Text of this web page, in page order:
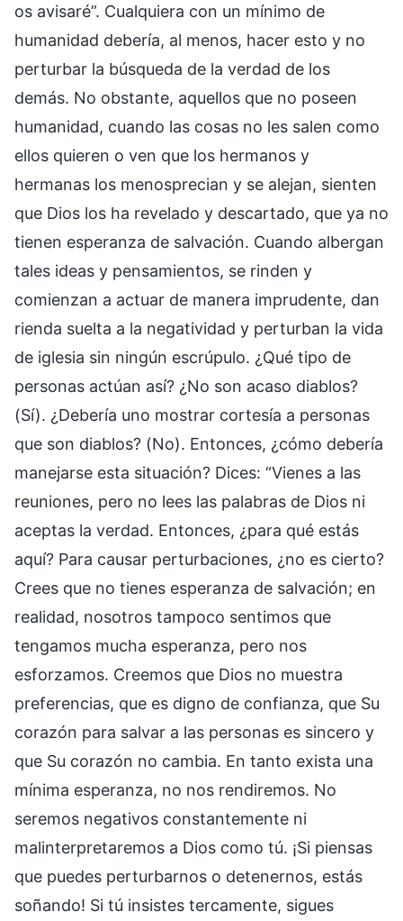
os avisaré”. Cualquiera con un mínimo de
humanidad debería, al menos, hacer esto y no
perturbar la búsqueda de la verdad de los
demás. No obstante, aquellos que no poseen
humanidad, cuando las cosas no les salen como
ellos quieren o ven que los hermanos y
hermanas los menosprecian y se alejan, sienten
que Dios los ha revelado y descartado, que ya no
tienen esperanza de salvación. Cuando albergan
tales ideas y pensamientos, se rinden y
comienzan a actuar de manera imprudente, dan
rienda suelta a la negatividad y perturban la vida
de iglesia sin ningún escrúpulo. ¿Qué tipo de
personas actúan así? ¿No son acaso diablos?
(Sí). ¿Debería uno mostrar cortesía a personas
que son diablos? (No). Entonces, ¿cómo debería
manejarse esta situación? Dices: “Vienes a las
reuniones, pero no lees las palabras de Dios ni
aceptas la verdad. Entonces, ¿para qué estás
aquí? Para causar perturbaciones, ¿no es cierto?
Crees que no tienes esperanza de salvación; en
realidad, nosotros tampoco sentimos que
tengamos mucha esperanza, pero nos
esforzamos. Creemos que Dios no muestra
preferencias, que es digno de confianza, que Su
corazón para salvar a las personas es sincero y
que Su corazón no cambia. En tanto exista una
mínima esperanza, no nos rendiremos. No
seremos negativos constantemente ni
malinterpretaremos a Dios como tú. ¡Si piensas
que puedes perturbarnos o detenernos, estás
soñando! Si tú insistes tercamente, sigues